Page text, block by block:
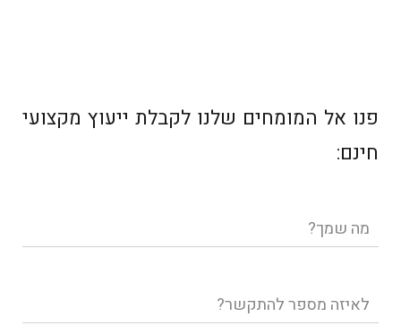
פנו אל המומחים שלנו לקבלת ייעוץ מקצועי
חינם:
שם
מלא
טלפון